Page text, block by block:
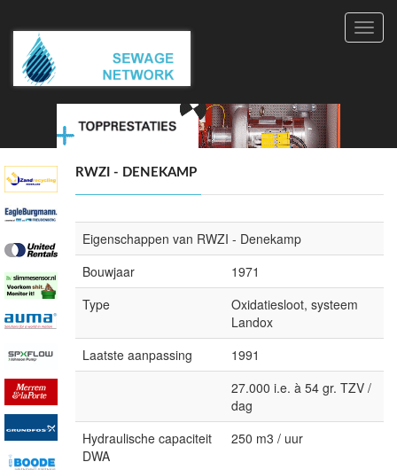
RWZI - DENEKAMP
Eigenschappen van RWZI - Denekamp
Bouwjaar
1971
Type
Oxidatiesloot, systeem
Landox
Laatste aanpassing
1991
27.000 i.e. à 54 gr. TZV /
dag
Hydraulische capaciteit
DWA
250 m3 / uur